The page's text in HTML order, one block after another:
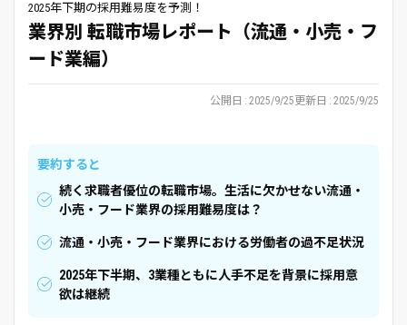
2025年下期の採用難易度を予測！
業界別 転職市場レポート（流通・小売・フ
ード業編）
公開日 2025/9/25 更新日 2025/9/25
要約すると
続く求職者優位の転職市場。生活に欠かせない流通・
小売・フード業界の採用難易度は？
流通・小売・フード業界における労働者の過不足状況
2025年下半期、3業種ともに人手不足を背景に採用意
欲は継続